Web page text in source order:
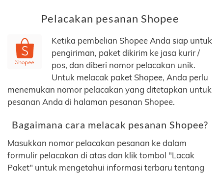
Pelacakan pesanan Shopee
Ketika pembelian Shopee Anda siap untuk
pengiriman, paket dikirim ke jasa kurir /
pos, dan diberi nomor pelacakan unik.
Untuk melacak paket Shopee, Anda perlu
menemukan nomor pelacakan yang ditetapkan untuk
pesanan Anda di halaman pesanan Shopee.
Bagaimana cara melacak pesanan Shopee?
Masukkan nomor pelacakan pesanan ke dalam
formulir pelacakan di atas dan klik tombol "Lacak
Paket" untuk mengetahui informasi terbaru tentang